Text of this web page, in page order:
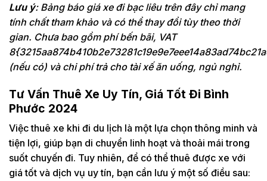
Lưu ý: Bảng báo giá xe đi bạc liêu trên đây chỉ mang
tính chất tham khảo và có thể thay đổi tùy theo thời
gian. Chưa bao gồm phí bến bãi, VAT
(nếu có) và chi phí trả cho tài xế ăn uống, ngủ nghỉ.
Tư Vấn Thuê Xe Uy Tín, Giá Tốt Đi Bình
Phước 2024
Việc thuê xe khi đi du lịch là một lựa chọn thông minh và
tiện lợi, giúp bạn di chuyển linh hoạt và thoải mái trong
suốt chuyến đi. Tuy nhiên, để có thể thuê được xe với
giá tốt và dịch vụ uy tín, bạn cần lưu ý một số điều sau: